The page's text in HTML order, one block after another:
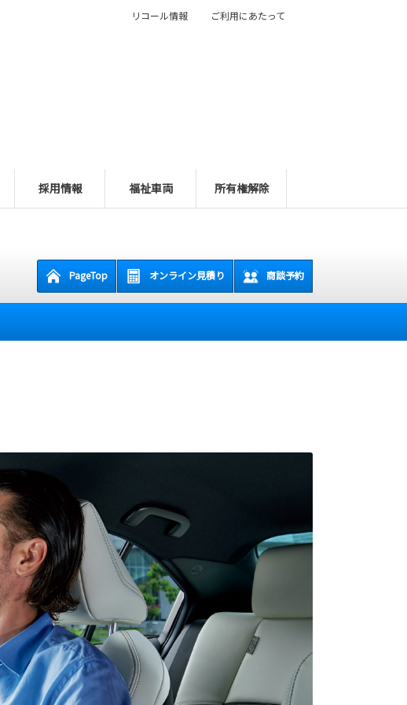
採用情報 福祉車両 所有権解除
リコール情報 ご利用にあたって
PageTop オンライン見積り 商談予約